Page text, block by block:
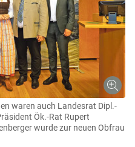
waren auch Landesrat Dipl.-
Ök.-Rat Rupert
wurde zur neuen Obfrau